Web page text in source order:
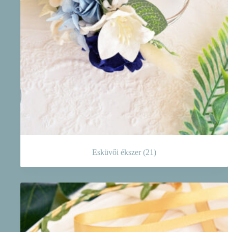
Esküvői ékszer (21)